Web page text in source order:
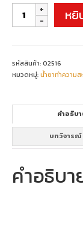
จำนวน
FORCE
842°®
แห้ง)
ชิ้น
หยิ
รหัสสินค้า:02516
หมวดหมู่:น้ำยาทำความ
คำอธิบ
บทวิจาร
คำอธิบา